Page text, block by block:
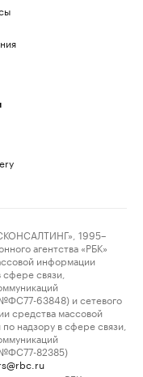
1995–
агентства «РБК»
информации
связи,
63848) и сетевого
средства массовой
надзору в сфере связи,
82385)